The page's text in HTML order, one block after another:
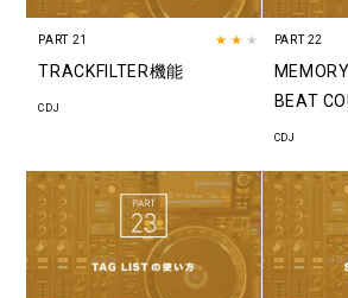
PART 21 ★★ ★
TRACKFILTER機能
CDJ
PART 22
BEAT
CDJ